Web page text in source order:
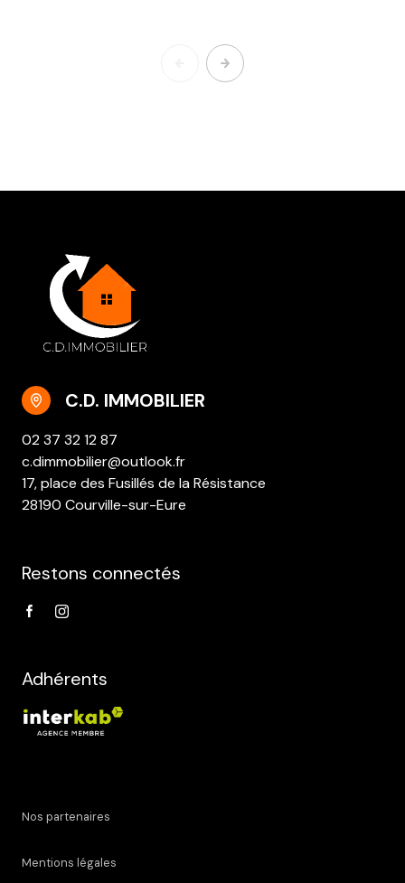
C.D. IMMOBILIER
02 37 32 12 87
c.dimmobilier@outlook.fr
17, place des Fusillés de la Résistance
28190 Courville-sur-Eure
Restons connectés
Adhérents
Nos partenaires
Mentions légales